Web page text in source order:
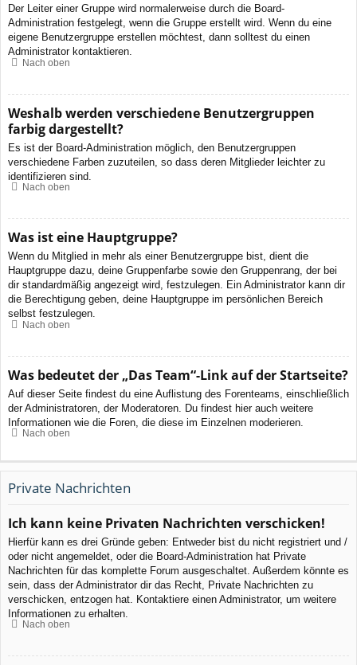
Der Leiter einer Gruppe wird normalerweise durch die Board-
Administration festgelegt, wenn die Gruppe erstellt wird. Wenn du eine
eigene Benutzergruppe erstellen möchtest, dann solltest du einen
Administrator kontaktieren.
Nach oben
Weshalb werden verschiedene Benutzergruppen
farbig dargestellt?
Es ist der Board-Administration möglich, den Benutzergruppen
verschiedene Farben zuzuteilen, so dass deren Mitglieder leichter zu
identifizieren sind.
Nach oben
Was ist eine Hauptgruppe?
Wenn du Mitglied in mehr als einer Benutzergruppe bist, dient die
Hauptgruppe dazu, deine Gruppenfarbe sowie den Gruppenrang, der bei
dir standardmäßig angezeigt wird, festzulegen. Ein Administrator kann dir
die Berechtigung geben, deine Hauptgruppe im persönlichen Bereich
selbst festzulegen.
Nach oben
Was bedeutet der „Das Team“-Link auf der Startseite?
Auf dieser Seite findest du eine Auflistung des Forenteams, einschließlich
der Administratoren, der Moderatoren. Du findest hier auch weitere
Informationen wie die Foren, die diese im Einzelnen moderieren.
Nach oben
Private Nachrichten
Ich kann keine Privaten Nachrichten verschicken!
Hierfür kann es drei Gründe geben: Entweder bist du nicht registriert und /
oder nicht angemeldet, oder die Board-Administration hat Private
Nachrichten für das komplette Forum ausgeschaltet. Außerdem könnte es
sein, dass der Administrator dir das Recht, Private Nachrichten zu
verschicken, entzogen hat. Kontaktiere einen Administrator, um weitere
Informationen zu erhalten.
Nach oben